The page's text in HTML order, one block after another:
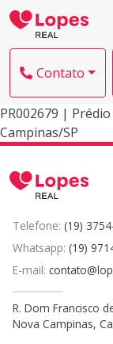
Contato
PR002679 |
Campinas/SP
Telefone: (19)
Whatsapp: (19)
E-mail:
R. Dom Francisco
Nova Campinas,